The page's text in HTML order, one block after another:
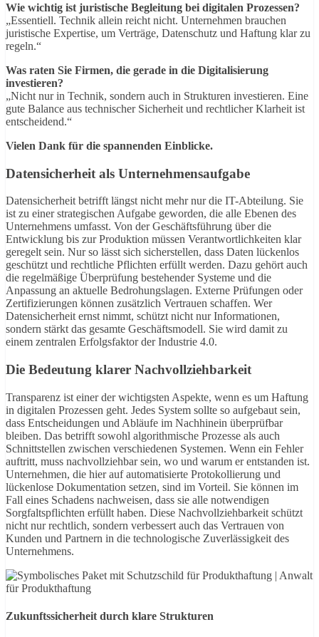
Wie wichtig ist juristische Begleitung bei digitalen Prozessen?
„Essentiell. Technik allein reicht nicht. Unternehmen brauchen
juristische Expertise, um Verträge, Datenschutz und Haftung klar zu
regeln.“
Was raten Sie Firmen, die gerade in die Digitalisierung
investieren?
„Nicht nur in Technik, sondern auch in Strukturen investieren. Eine
gute Balance aus technischer Sicherheit und rechtlicher Klarheit ist
entscheidend.“
Vielen Dank für die spannenden Einblicke.
Datensicherheit als Unternehmensaufgabe
Datensicherheit betrifft längst nicht mehr nur die IT-Abteilung. Sie
ist zu einer strategischen Aufgabe geworden, die alle Ebenen des
Unternehmens umfasst. Von der Geschäftsführung über die
Entwicklung bis zur Produktion müssen Verantwortlichkeiten klar
geregelt sein. Nur so lässt sich sicherstellen, dass Daten lückenlos
geschützt und rechtliche Pflichten erfüllt werden. Dazu gehört auch
die regelmäßige Überprüfung bestehender Systeme und die
Anpassung an aktuelle Bedrohungslagen. Externe Prüfungen oder
Zertifizierungen können zusätzlich Vertrauen schaffen. Wer
Datensicherheit ernst nimmt, schützt nicht nur Informationen,
sondern stärkt das gesamte Geschäftsmodell. Sie wird damit zu
einem zentralen Erfolgsfaktor der Industrie 4.0.
Die Bedeutung klarer Nachvollziehbarkeit
Transparenz ist einer der wichtigsten Aspekte, wenn es um Haftung
in digitalen Prozessen geht. Jedes System sollte so aufgebaut sein,
dass Entscheidungen und Abläufe im Nachhinein überprüfbar
bleiben. Das betrifft sowohl algorithmische Prozesse als auch
Schnittstellen zwischen verschiedenen Systemen. Wenn ein Fehler
auftritt, muss nachvollziehbar sein, wo und warum er entstanden ist.
Unternehmen, die hier auf automatisierte Protokollierung und
lückenlose Dokumentation setzen, sind im Vorteil. Sie können im
Fall eines Schadens nachweisen, dass sie alle notwendigen
Sorgfaltspflichten erfüllt haben. Diese Nachvollziehbarkeit schützt
nicht nur rechtlich, sondern verbessert auch das Vertrauen von
Kunden und Partnern in die technologische Zuverlässigkeit des
Unternehmens.
Zukunftssicherheit durch klare Strukturen